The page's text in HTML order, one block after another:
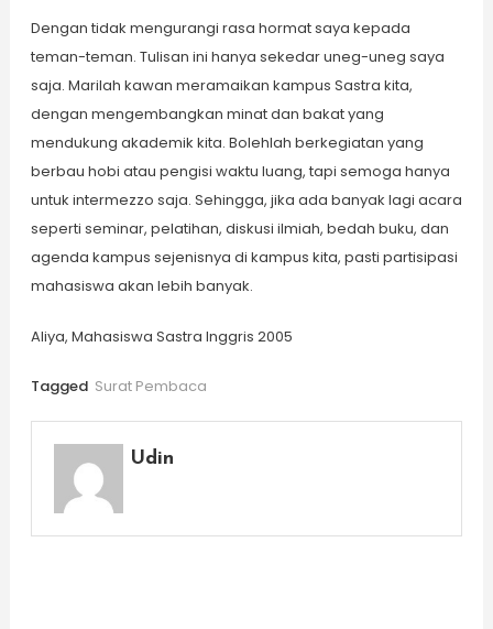
Dengan tidak mengurangi rasa hormat saya kepada
teman-teman. Tulisan ini hanya sekedar uneg-uneg saya
saja. Marilah kawan meramaikan kampus Sastra kita,
dengan mengembangkan minat dan bakat yang
mendukung akademik kita. Bolehlah berkegiatan yang
berbau hobi atau pengisi waktu luang, tapi semoga hanya
untuk intermezzo saja. Sehingga, jika ada banyak lagi acara
seperti seminar, pelatihan, diskusi ilmiah, bedah buku, dan
agenda kampus sejenisnya di kampus kita, pasti partisipasi
mahasiswa akan lebih banyak.
Aliya, Mahasiswa Sastra Inggris 2005
Tagged Surat Pembaca
Udin